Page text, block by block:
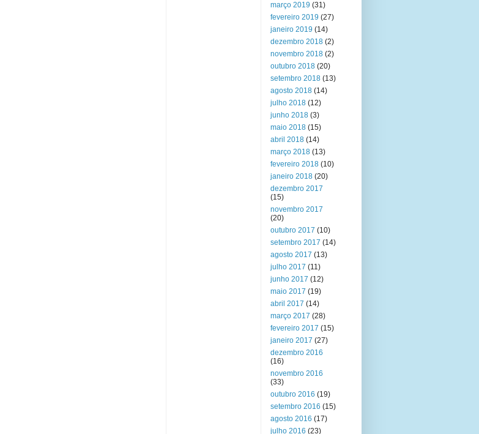
março 2019 (31)
fevereiro 2019 (27)
janeiro 2019 (14)
dezembro 2018 (2)
novembro 2018 (2)
outubro 2018 (20)
setembro 2018 (13)
agosto 2018 (14)
julho 2018 (12)
junho 2018 (3)
maio 2018 (15)
abril 2018 (14)
março 2018 (13)
fevereiro 2018 (10)
janeiro 2018 (20)
dezembro 2017
(15)
novembro 2017
(20)
outubro 2017 (10)
setembro 2017 (14)
agosto 2017 (13)
julho 2017 (11)
junho 2017 (12)
maio 2017 (19)
abril 2017 (14)
março 2017 (28)
fevereiro 2017 (15)
janeiro 2017 (27)
dezembro 2016
(16)
novembro 2016
(33)
outubro 2016 (19)
setembro 2016 (15)
agosto 2016 (17)
julho 2016 (23)